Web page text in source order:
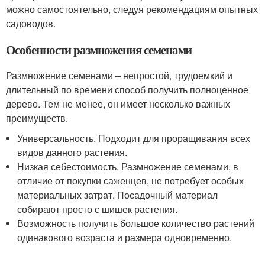
можно самостоятельно, следуя рекомендациям опытных
садоводов.
Особенности размножения семенами
Размножение семенами – непростой, трудоемкий и
длительный по времени способ получить полноценное
дерево. Тем не менее, он имеет несколько важных
преимуществ.
Универсальность. Подходит для проращивания всех
видов данного растения.
Низкая себестоимость. Размножение семенами, в
отличие от покупки саженцев, не потребует особых
материальных затрат. Посадочный материал
собирают просто с шишек растения.
Возможность получить большое количество растений
одинакового возраста и размера одновременно.